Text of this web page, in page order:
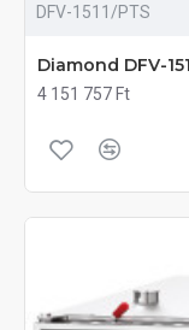
DFV-1511/PTS
Diamond DFV-
4 151 757 Ft